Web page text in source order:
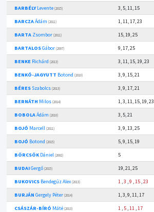
BARBÉLYLevente (2015)
3, 5, 11, 15
BARCZAÁdám (2011)
1, 11, 17, 23
BARTAZsombor (2011)
15, 19, 25
BARTALOSGábor (2007)
9, 17, 25
BENKERichárd (2013)
3, 11, 15, 19, 23
BENKÓ-JAGYUTT Botond (2010)
3, 9, 15, 21
BÉRES Szabolcs (2013)
3, 9, 17, 21
BERNÁTH Milos (2014)
1, 3, 11, 15, 19, 23
BOBOLAÁdám (2010)
3, 5, 21
BOJÓ Marcell (2011)
3, 9, 13, 25
BOJÓ Botond (2015)
5, 9, 15, 19
BÖRCSÖKDániel (2002)
5
BUDAIGergő (2015)
19, 21, 25
BUKOVICSBendegúz Alex (2013) 1,3 ,9 ,15,23
BURJÁN Gergely Péter (2014)
1, 3, 9, 11, 17
CSÁSZÁR-BÍRÓ Máté (2013) 1,5,11,17